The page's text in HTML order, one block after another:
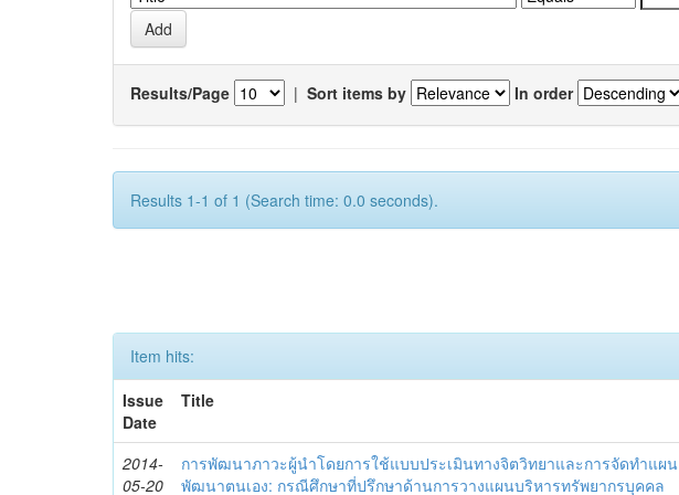
Results/Page | Sort items by In order
Results 1-1 of 1 (Search time: 0.0 seconds).
Item hits:
Issue
Date
Title
2014-
05-20
การพัฒนาภาวะผู้นำโดยการใช้แบบประเมินทางจิตวิทยาและการจัดทำแผน
พัฒนาตนเอง: กรณีศึกษาที่ปรึกษาด้านการวางแผนบริหารทรัพยากรบุคคล